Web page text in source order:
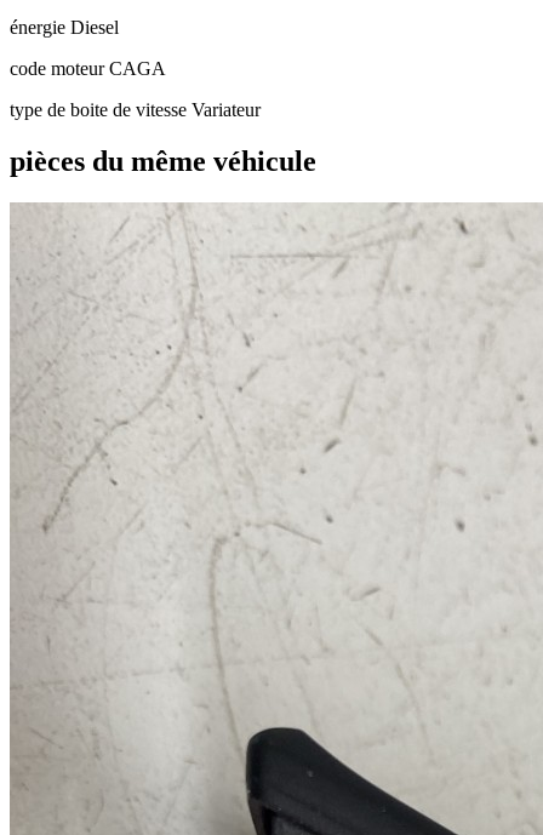
énergie Diesel
code moteurCAGA
type de boite de vitesse Variateur
pièces du même véhicule